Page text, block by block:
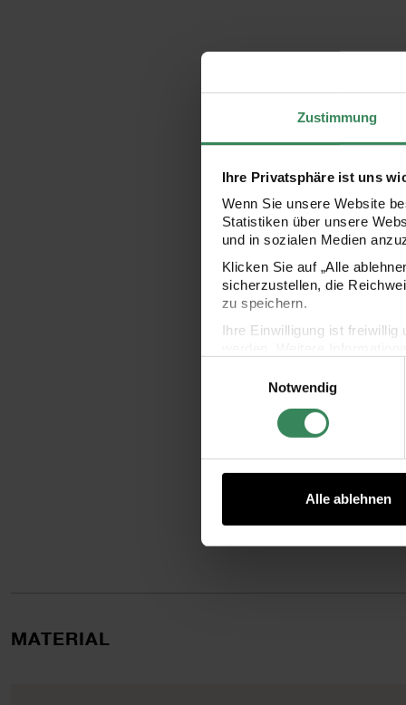
Zustimmung
Ihre Privatsphäre ist uns
Wenn Sie unsere Website
Statistiken über unsere
und in sozialen Medien
Klicken Sie auf „Alle
sicherzustellen, die
zu speichern.
Ihre Einwilligung ist freiwillig
Impressum
Datenschutz
Notwendig
Alle ablehnen
MATERIAL